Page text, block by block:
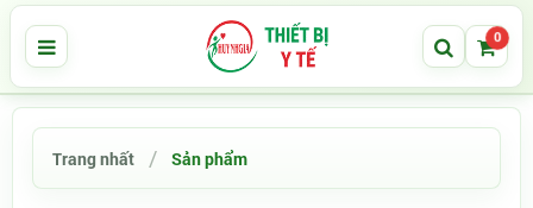
0
Trang nhất Sản phẩm